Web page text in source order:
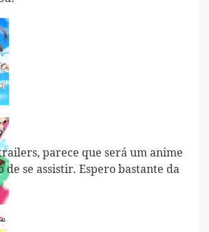
parece que será um anime
se assistir. Espero bastante da